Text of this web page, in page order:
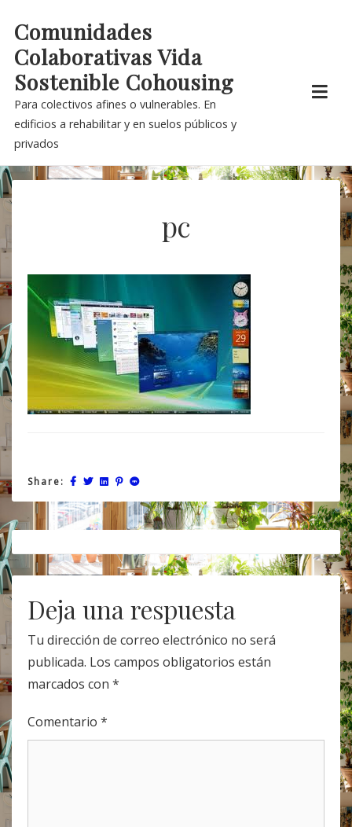
content
Comunidades
Colaborativas Vida
Sostenible Cohousing
Para colectivos afines o vulnerables. En
edificios a rehabilitar y en suelos públicos y
privados
pc
Share:
Post
navigation
Deja una respuesta
Tu dirección de correo electrónico no será
publicada. Los campos obligatorios están
marcados con *
Comentario *